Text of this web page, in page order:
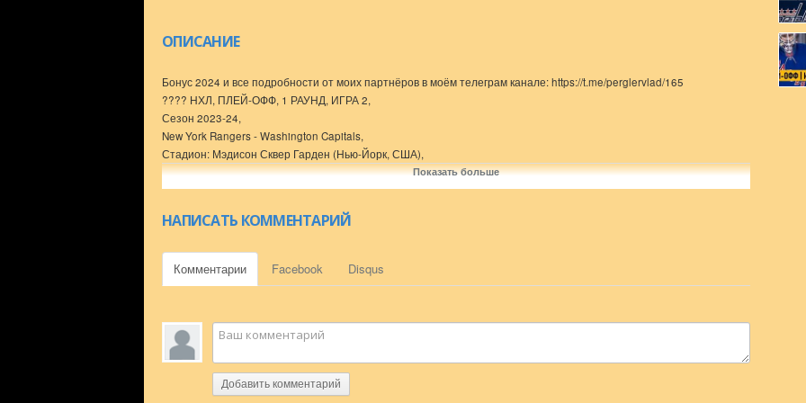
ОПИСАНИЕ
Бонус 2024 и все подробности от моих партнёров в моём телеграм канале: https://t.me/perglervlad/165
???? НХЛ, ПЛЕЙ-ОФФ, 1 РАУНД, ИГРА 2,
Сезон 2023-24,
New York Rangers - Washington Capitals,
Стадион: Мэдисон Сквер Гарден (Нью-Йорк, США),
вместимость: 18006
????
#vladpergler#нхл#обзор
Показать больше
НАПИСАТЬ КОММЕНТАРИЙ
Комментарии Facebook Disqus
Добавить комментарий